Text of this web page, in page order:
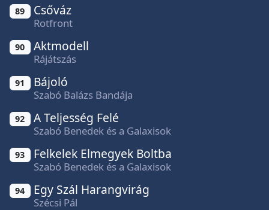
89 Csőváz
Rotfront
90 Aktmodell
Rájátszás
91 Bájoló
Szabó Balázs Bandája
92 A Teljesség Felé
Szabó Benedek és a Galaxisok
93 Felkelek Elmegyek Boltba
Szabó Benedek és a Galaxisok
94 Egy Szál Harangvirág
Szécsi Pál